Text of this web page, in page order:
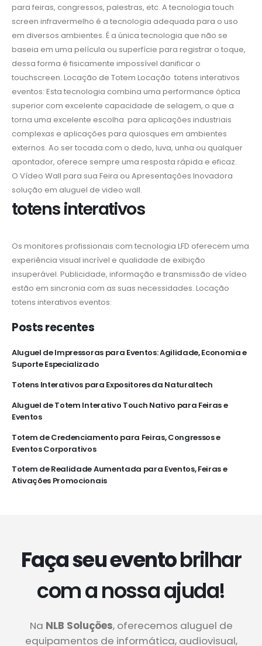
para feiras, congressos, palestras, etc. A tecnologia touch
screen infravermelho é a tecnologia adequada para o uso
em diversos ambientes. É a única tecnologia que não se
baseia em uma película ou superfície para registrar o toque,
dessa forma é fisicamente impossível danificar o
touchscreen. Locação de Totem Locação totens interativos
eventos: Esta tecnologia combina uma performance óptica
superior com excelente capacidade de selagem, o que a
torna uma excelente escolha para aplicações industriais
complexas e aplicações para quiosques em ambientes
externos. Ao ser tocada com o dedo, luva, unha ou qualquer
apontador, oferece sempre uma resposta rápida e eficaz.
O Vídeo Wall para sua Feira ou Apresentações Inovadora
solução em aluguel de video wall.
totens interativos
Os monitores profissionais com tecnologia LFD oferecem uma
experiência visual incrível e qualidade de exibição
insuperável. Publicidade, informação e transmissão de vídeo
estão em sincronia com as suas necessidades. Locação
totens interativos eventos:
Posts recentes
Aluguel de Impressoras para Eventos: Agilidade, Economia e
Suporte Especializado
Totens Interativos para Expositores da Naturaltech
Aluguel de Totem Interativo Touch Nativo para Feiras e
Eventos
Totem de Credenciamento para Feiras, Congressos e
Eventos Corporativos
Totem de Realidade Aumentada para Eventos, Feiras e
Ativações Promocionais
Faça seu eventobrilhar
com a nossa ajuda!
Na NLB Soluções, oferecemos aluguel de
equipamentos de informática, audiovisual,